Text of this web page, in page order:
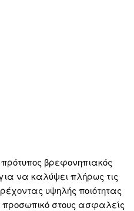
πρότυπος βρεφονηπιακός
να καλύψει πλήρως τις
υψηλής ποιότητας
προσωπικό στους ασφαλείς